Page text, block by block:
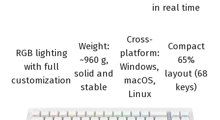
in real time
RGB lighting
with full
customization
Weight:
~960 g,
solid and
stable
Cross-
platform:
Windows,
macOS,
Linux
Compact
65%
layout (68
keys)